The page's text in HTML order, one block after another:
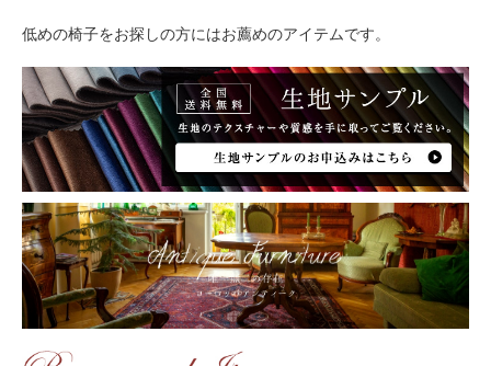
低めの椅子をお探しの方にはお薦めのアイテムです。